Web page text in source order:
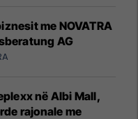
me NOVATRA
AG
në Albi Mall,
rajonale me